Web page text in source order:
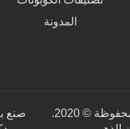
المدونة
جميع الحقوق محفوظة © 2020.
صنع